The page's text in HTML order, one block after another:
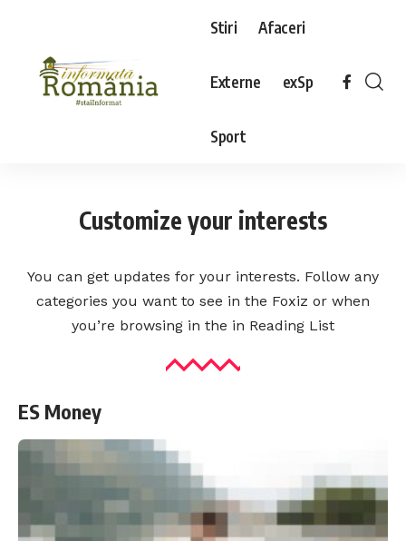
Stiri Afaceri
Externe exSp
Sport
Customize your interests
You can get updates for your interests. Follow any
categories you want to see in the Foxiz or when
you’re browsing in the in Reading List
ES Money